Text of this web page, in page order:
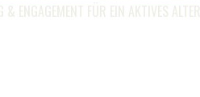
ENGAGEMENT FÜR EIN AKTIVES ALTER